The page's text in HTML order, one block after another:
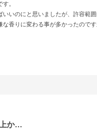
。
いのにと思いましたが、許容範囲
香りに変わる事が多かったので
か…